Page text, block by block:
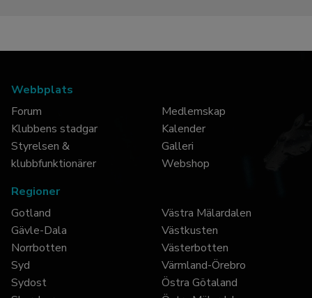
Webbplats
Forum
Klubbens stadgar
Styrelsen &
klubbfunktionärer
Medlemskap
Kalender
Galleri
Webshop
Regioner
Gotland
Gävle-Dala
Norrbotten
Syd
Sydost
Västra Mälardalen
Västkusten
Västerbotten
Värmland-Örebro
Östra Götaland